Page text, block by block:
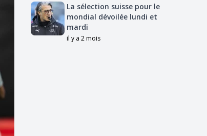
La sélection suisse pour le
mondial dévoilée lundi et
mardi
il y a 2 mois